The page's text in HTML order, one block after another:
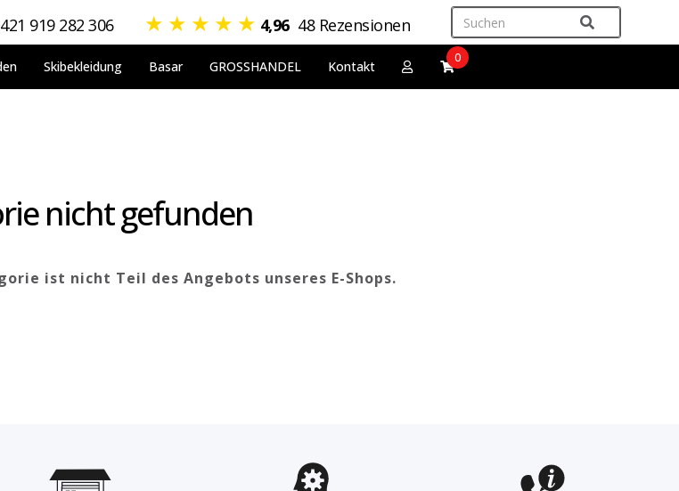
919 282 306 ★ ★ ★ ★ ★ 4,96 48 Rezensionen
Skibekleidung Basar GROSSHANDEL Kontakt
0
nicht gefunden
ist nicht Teil des Angebots unseres E-Shops.